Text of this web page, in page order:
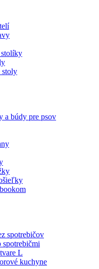
stoly
a búdy pre psov
spotrebičov
L
kuchyne